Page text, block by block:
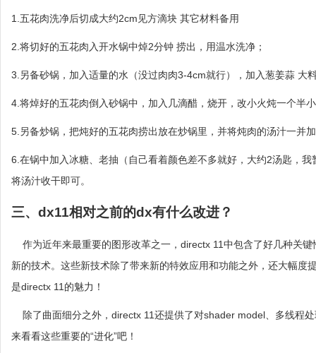
1.五花肉洗净后切成大约2cm见方滴块 其它材料备用
2.将切好的五花肉入开水锅中焯2分钟 捞出，用温水洗净；
3.另备砂锅，加入适量的水（没过肉肉3-4cm就行），加入葱姜蒜 大
4.将焯好的五花肉倒入砂锅中，加入几滴醋，烧开，改小火炖一个半
5.另备炒锅，把炖好的五花肉捞出放在炒锅里，并将炖肉的汤汁一并
6.在锅中加入冰糖、老抽（自己看着颜色差不多就好，大约2汤匙，
将汤汁收干即可。
三、dx11相对之前的dx有什么改进？
作为近年来最重要的图形改革之一，directx 11中包含了好几种关
新的技术。这些新技术除了带来新的特效应用和功能之外，还大幅
是directx 11的魅力！
除了曲面细分之外，directx 11还提供了对shader model、多线程
来看看这些重要的“进化”吧！